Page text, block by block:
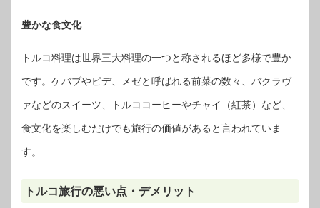
豊かな食文化
トルコ料理は世界三大料理の一つと称されるほど多様で豊か
です。ケバブやピデ、メゼと呼ばれる前菜の数々、バクラヴ
ァなどのスイーツ、トルココーヒーやチャイ（紅茶）など、
食文化を楽しむだけでも旅行の価値があると言われていま
す。
トルコ旅行の悪い点・デメリット